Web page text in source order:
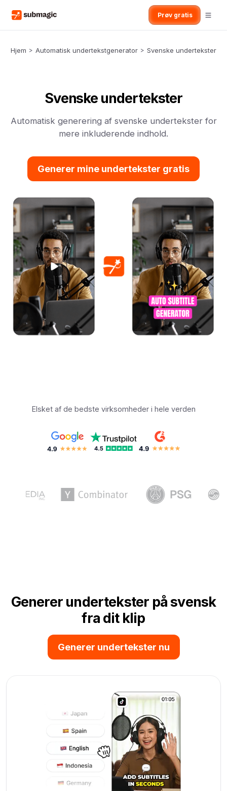
Prøv gratis
Hjem > Automatisk undertekstgenerator > Svenske undertekster
Svenske undertekster
Automatisk generering af svenske undertekster for
mere inkluderende indhold.
Generer mine undertekster gratis
Elsket af de bedste virksomheder i hele verden
Generer undertekster på svensk
fra dit klip
Generer undertekster nu